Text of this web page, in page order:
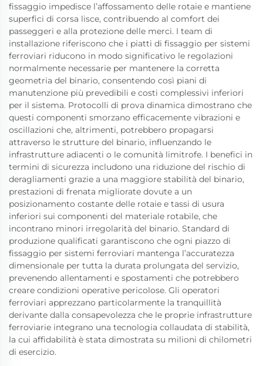
fissaggio impedisce l’affossamento delle rotaie e mantiene
superfici di corsa lisce, contribuendo al comfort dei
passeggeri e alla protezione delle merci. I team di
installazione riferiscono che i piatti di fissaggio per sistemi
ferroviari riducono in modo significativo le regolazioni
normalmente necessarie per mantenere la corretta
geometria del binario, consentendo così piani di
manutenzione più prevedibili e costi complessivi inferiori
per il sistema. Protocolli di prova dinamica dimostrano che
questi componenti smorzano efficacemente vibrazioni e
oscillazioni che, altrimenti, potrebbero propagarsi
attraverso le strutture del binario, influenzando le
infrastrutture adiacenti o le comunità limitrofe. I benefici in
termini di sicurezza includono una riduzione del rischio di
deragliamenti grazie a una maggiore stabilità del binario,
prestazioni di frenata migliorate dovute a un
posizionamento costante delle rotaie e tassi di usura
inferiori sui componenti del materiale rotabile, che
incontrano minori irregolarità del binario. Standard di
produzione qualificati garantiscono che ogni piazzo di
fissaggio per sistemi ferroviari mantenga l’accuratezza
dimensionale per tutta la durata prolungata del servizio,
prevenendo allentamenti e spostamenti che potrebbero
creare condizioni operative pericolose. Gli operatori
ferroviari apprezzano particolarmente la tranquillità
derivante dalla consapevolezza che le proprie infrastrutture
ferroviarie integrano una tecnologia collaudata di stabilità,
la cui affidabilità è stata dimostrata su milioni di chilometri
di esercizio.